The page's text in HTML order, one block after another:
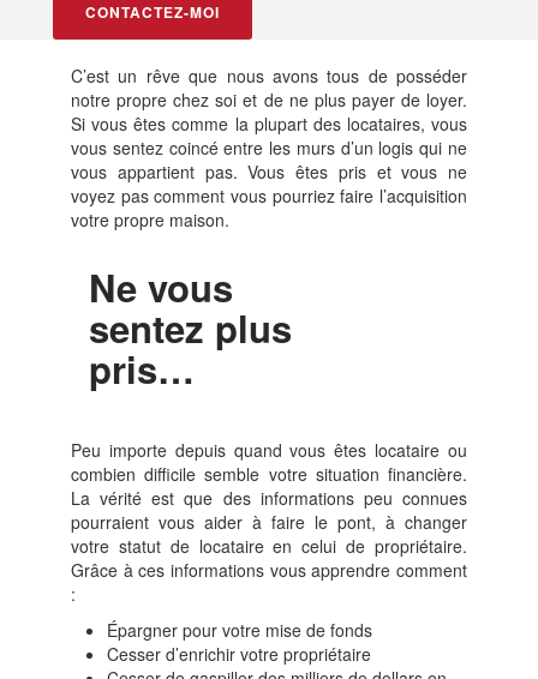
CONTACTEZ-MOI
C’est un rêve que nous avons tous de posséder
notre propre chez soi et de ne plus payer de loyer.
Si vous êtes comme la plupart des locataires, vous
vous sentez coincé entre les murs d’un logis qui ne
vous appartient pas. Vous êtes pris et vous ne
voyez pas comment vous pourriez faire l’acquisition
votre propre maison.
Ne vous
sentez plus
pris…
Peu importe depuis quand vous êtes locataire ou
combien difficile semble votre situation financière.
La vérité est que des informations peu connues
pourraient vous aider à faire le pont, à changer
votre statut de locataire en celui de propriétaire.
Grâce à ces informations vous apprendre comment
:
Épargner pour votre mise de fonds
Cesser d’enrichir votre propriétaire